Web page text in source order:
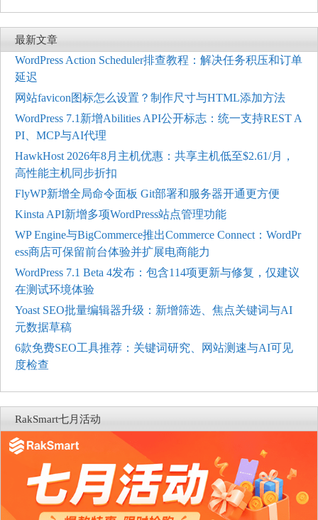
最新文章
WordPress Action Scheduler排查教程：解决任务积压和订单
延迟
网站favicon图标怎么设置？制作尺寸与HTML添加方法
WordPress 7.1新增Abilities API公开标志：统一支持REST A
PI、MCP与AI代理
HawkHost 2026年8月主机优惠：共享主机低至$2.61/月，
高性能主机同步折扣
FlyWP新增全局命令面板 Git部署和服务器开通更方便
Kinsta API新增多项WordPress站点管理功能
WP Engine与BigCommerce推出Commerce Connect：WordPr
ess商店可保留前台体验并扩展电商能力
WordPress 7.1 Beta 4发布：包含114项更新与修复，仅建议
在测试环境体验
Yoast SEO批量编辑器升级：新增筛选、焦点关键词与AI
元数据草稿
6款免费SEO工具推荐：关键词研究、网站测速与AI可见
度检查
RakSmart七月活动